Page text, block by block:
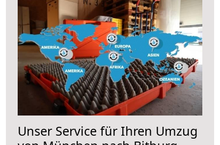
Unser Service für Ihren Umzug